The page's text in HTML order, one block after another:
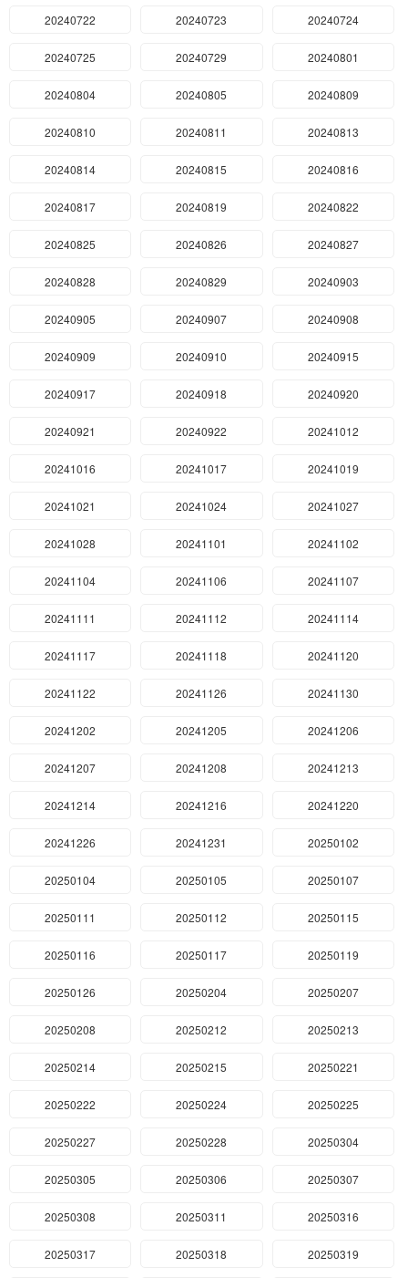
20240722 20240723 20240724
20240725 20240729 20240801
20240804 20240805 20240809
20240810 20240811 20240813
20240814 20240815 20240816
20240817 20240819 20240822
20240825 20240826 20240827
20240828 20240829 20240903
20240905 20240907 20240908
20240909 20240910 20240915
20240917 20240918 20240920
20240921 20240922 20241012
20241016 20241017 20241019
20241021 20241024 20241027
20241028 20241101 20241102
20241104 20241106 20241107
20241111 20241112 20241114
20241117 20241118 20241120
20241122 20241126 20241130
20241202 20241205 20241206
20241207 20241208 20241213
20241214 20241216 20241220
20241226 20241231 20250102
20250104 20250105 20250107
20250111 20250112 20250115
20250116 20250117 20250119
20250126 20250204 20250207
20250208 20250212 20250213
20250214 20250215 20250221
20250222 20250224 20250225
20250227 20250228 20250304
20250305 20250306 20250307
20250308 20250311 20250316
20250317 20250318 20250319